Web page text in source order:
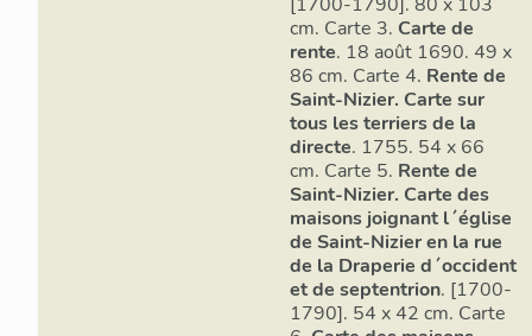
cm. Carte 3. Carte de
rente. 18 août 1690. 49 x
86 cm. Carte 4. Rente de
Saint-Nizier. Carte sur
tous les terriers de la
directe. 1755. 54 x 66
cm. Carte 5. Rente de
Saint-Nizier. Carte des
maisons joignant l´église
de Saint-Nizier en la rue
de la Draperie d´occident
et de septentrion. [1700-
1790]. 54 x 42 cm. Carte